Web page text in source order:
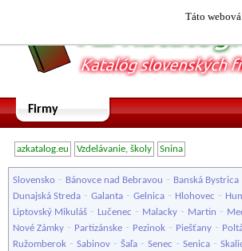
Táto
Firmy
azkatalog.eu Vzdelávanie, školy Snina
Slovensko - Bánovce nad Bebravou - Banská Bystrica
Dunajská Streda - Galanta - Gelnica - Hlohovec -
Liptovský Mikuláš - Lučenec - Malacky - Martin -
Nové Zámky - Partizánske - Pezinok - Piešťany -
Ružomberok - Sabinov - Šaľa - Senec - Senica -